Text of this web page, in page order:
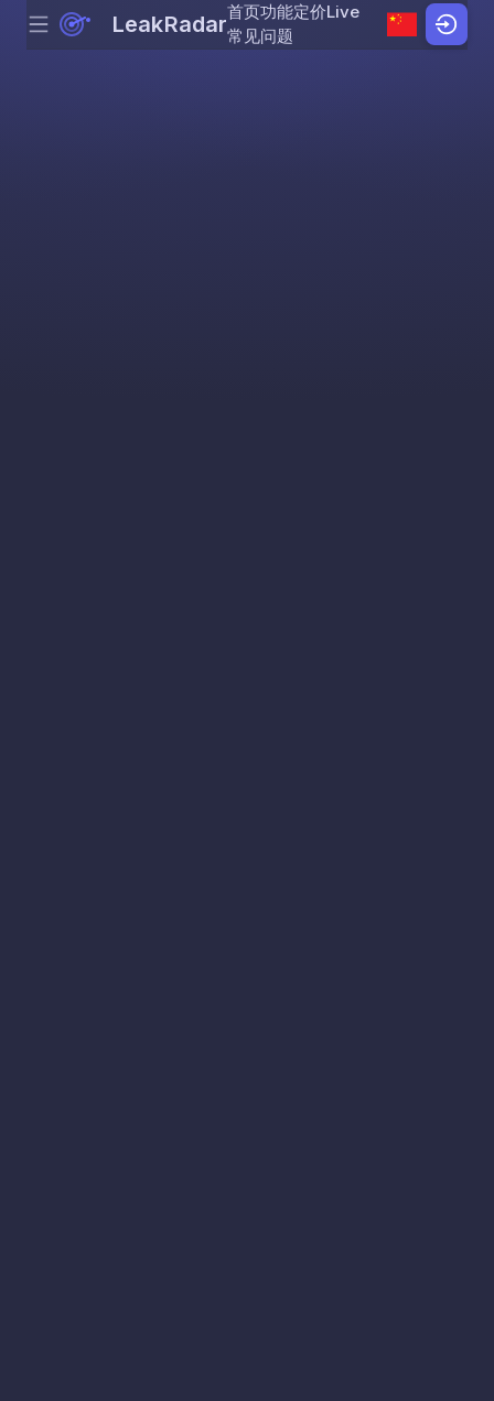
Skip to content
Menu LeakRadar首页功能定价Live
常见问题